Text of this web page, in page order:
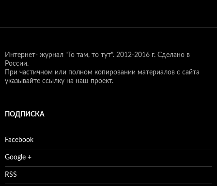
Интернет- журнал "То там, то тут". 2012-2016 г. Сделано в
России.
При частичном или полном копировании материалов с сайта
указывайте ссылку на наш проект.
ПОДПИСКА
Facebook
Google +
RSS